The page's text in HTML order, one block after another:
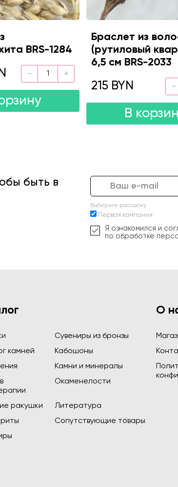
BRS-1284
Браслет из
(рутиловый
6,5 см BRS-2033
215 BYN
В
быть в
Выберите рассылку
Первая кампания
Я ознакомился и
по обработке
Сувениры из бронзы
камней
Кабошоны
Камни и минералы
Окаменелости
ракушки
Литература
Сопутствующие товары
О